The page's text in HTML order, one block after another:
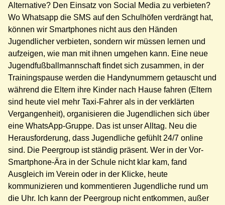
Alternative? Den Einsatz von Social Media zu verbieten?
Wo Whatsapp die SMS auf den Schulhöfen verdrängt hat,
können wir Smartphones nicht aus den Händen
Jugendlicher verbieten, sondern wir müssen lernen und
aufzeigen, wie man mit ihnen umgehen kann. Eine neue
Jugendfußballmannschaft findet sich zusammen, in der
Trainingspause werden die Handynummern getauscht und
während die Eltern ihre Kinder nach Hause fahren (Eltern
sind heute viel mehr Taxi-Fahrer als in der verklärten
Vergangenheit), organisieren die Jugendlichen sich über
eine WhatsApp-Gruppe. Das ist unser Alltag. Neu die
Herausforderung, dass Jugendliche gefühlt 24/7 online
sind. Die Peergroup ist ständig präsent. Wer in der Vor-
Smartphone-Ära in der Schule nicht klar kam, fand
Ausgleich im Verein oder in der Klicke, heute
kommunizieren und kommentieren Jugendliche rund um
die Uhr. Ich kann der Peergroup nicht entkommen, außer